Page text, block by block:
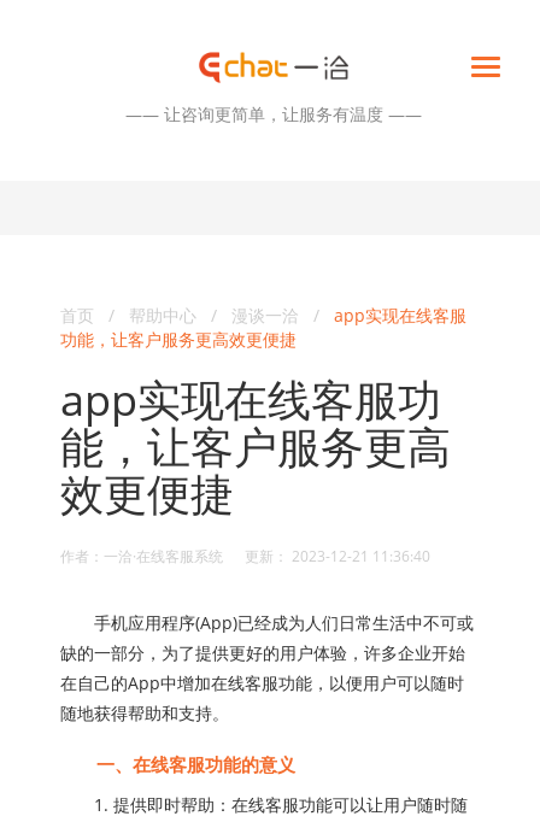
—— 让咨询更简单，让服务有温度 ——
首页 / 帮助中心 / 漫谈一洽 / app实现在线客服
功能，让客户服务更高效更便捷
app实现在线客服功
能，让客户服务更高
效更便捷
作者：一洽·在线客服系统 更新： 2023-12-21 11:36:40
手机应用程序(App)已经成为人们日常生活中不可或
缺的一部分，为了提供更好的用户体验，许多企业开始
在自己的App中增加在线客服功能，以便用户可以随时
随地获得帮助和支持。
一、在线客服功能的意义
1. 提供即时帮助：在线客服功能可以让用户随时随